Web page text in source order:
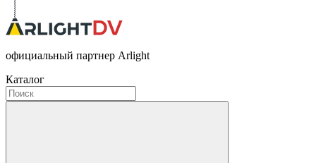
официальный партнер Arlight
Каталог